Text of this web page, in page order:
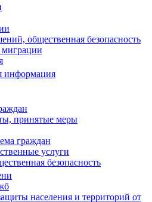
общественная безопасность
миграции
информация
принятые меры
граждан
услуги
безопасность
населения и территорий от